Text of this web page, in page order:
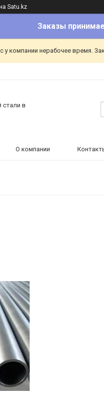
Satu.kz
Заказы
у компании нерабочее время.
в
О компании